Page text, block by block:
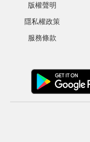
版權聲明
隱私權政策
服務條款